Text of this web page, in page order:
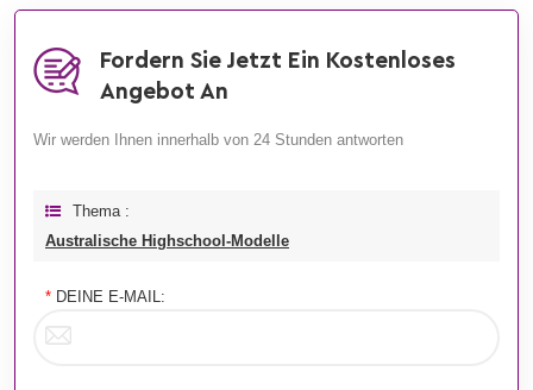
Fordern Sie Jetzt Ein Kostenloses
Angebot An
Wir werden Ihnen innerhalb von 24 Stunden antworten
Thema :
Australische Highschool-Modelle
* DEINE E-MAIL: